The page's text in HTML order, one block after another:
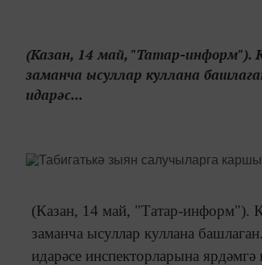
(Казан, 14 май, "Татар-информ").
заманча ысуллар куллана
идарәс...
(Казан, 14 май, "Татар-информ").
заманча ысуллар куллана
идарәсе инспекторларына